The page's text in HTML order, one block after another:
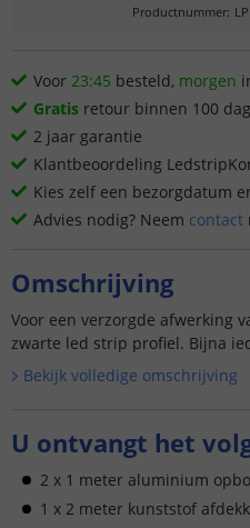
Productnummer:
Voor 23:45 besteld, morgen
Gratis retour binnen 100
2 jaar garantie
Klantbeoordeling
Kies zelf een bezorgdatum
Advies nodig? Neem contact
Omschrijving
Voor een verzorgde afwerking
zwarte led strip profiel. Bijna
Bekijk volledige omschrijving
U ontvangt het
2 x 1 meter aluminium
1 x 2 meter kunststof